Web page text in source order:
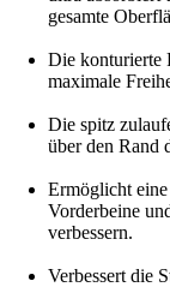
gesamte
Die konturierte
maximale
Die spitz
über den Rand
Ermöglicht
Vorderbeine
verbessern.
Verbessert die